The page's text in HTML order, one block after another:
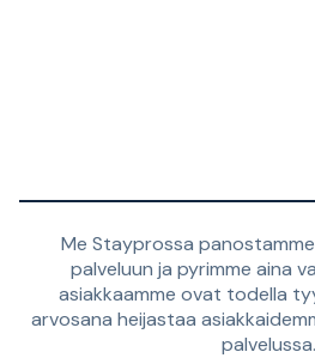
Me Stayprossa
palveluun ja pyrimme aina
asiakkaamme ovat todella
arvosana heijastaa
palvelussa.